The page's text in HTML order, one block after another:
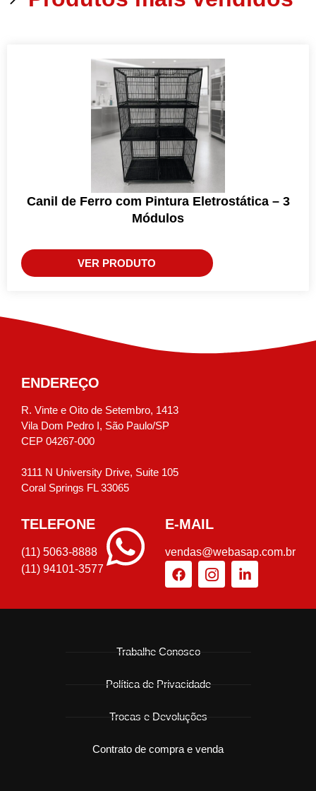
Canil de Ferro com Pintura Eletrostática – 3
Módulos
VER PRODUTO
ENDEREÇO
R. Vinte e Oito de Setembro, 1413
Vila Dom Pedro I, São Paulo/SP
CEP 04267-000
3111 N University Drive, Suite 105
Coral Springs FL 33065
TELEFONE
(11) 5063-8888
(11) 94101-3577
E-MAIL
vendas@webasap.com.br
Trabalhe Conosco
Política de Privacidade
Trocas e Devoluções
Contrato de compra e venda